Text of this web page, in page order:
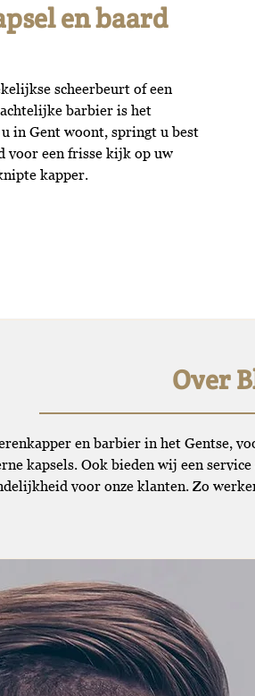
en baard
scheerbeurt of een
barbier is het
in Gent woont, springt u best
voor een frisse kijk op uw
kapper.
Over
en barbier in het Gentse,
kapsels. Ook bieden wij een
voor onze klanten. Zo